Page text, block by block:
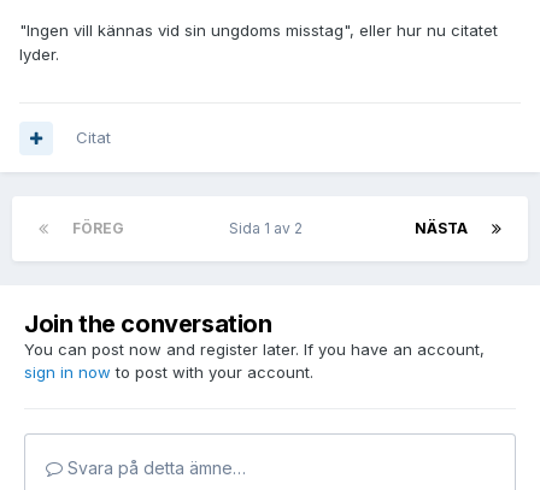
"Ingen vill kännas vid sin ungdoms misstag", eller hur nu citatet
lyder.
Citat
FÖREG NÄSTA
Sida 1 av 2
Join the conversation
You can post now and register later. If you have an account,
sign in now to post with your account.
Svara på detta ämne…